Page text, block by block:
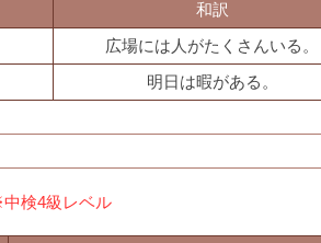
和訳
広場には人がたくさんいる。
明日は暇がある。
検4級レベル